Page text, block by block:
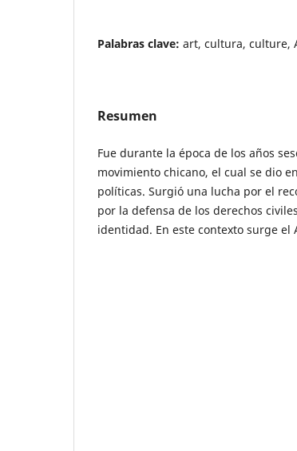
Palabras clave: art, cultura, culture,
Resumen
Fue durante la época de los años
movimiento chicano, el cual se dio
políticas. Surgió una lucha por el
por la defensa de los derechos
identidad. En este contexto surge el